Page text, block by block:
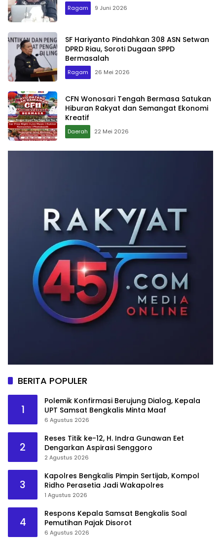
Ragam 9 Juni 2026
SF Hariyanto Pindahkan 308 ASN Setwan
DPRD Riau, Soroti Dugaan SPPD
Bermasalah
Ragam 26 Mei 2026
CFN Wonosari Tengah Bermasa Satukan
Hiburan Rakyat dan Semangat Ekonomi
Kreatif
Daerah 22 Mei 2026
BERITA POPULER
1
Polemik Konfirmasi Berujung Dialog, Kepala
UPT Samsat Bengkalis Minta Maaf
6 Agustus 2026
2
Reses Titik ke-12, H. Indra Gunawan Eet
Dengarkan Aspirasi Senggoro
2 Agustus 2026
3
Kapolres Bengkalis Pimpin Sertijab, Kompol
Ridho Perasetia Jadi Wakapolres
1 Agustus 2026
4
Respons Kepala Samsat Bengkalis Soal
Pemutihan Pajak Disorot
6 Agustus 2026